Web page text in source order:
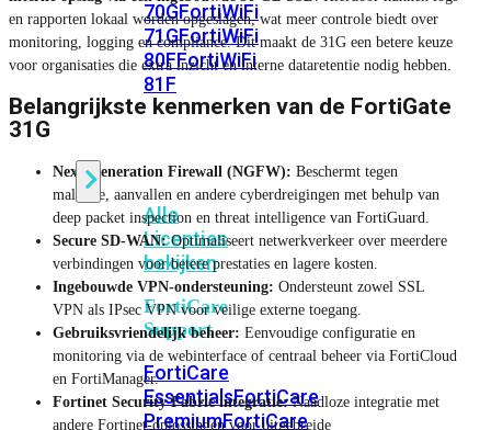
70GFortiWiFi
71GFortiWiFi
80FFortiWiFi
81F
Alle
Licenties
bekijken
FortiCare
Support
FortiCare
EssentialsFortiCare
PremiumFortiCare
en rapporten lokaal worden opgeslagen, wat meer controle biedt over
monitoring, logging en compliance. Dit maakt de 31G een betere keuze
voor organisaties die extra inzicht en interne dataretentie nodig hebben.
Belangrijkste kenmerken van de FortiGate
31G
Next-Generation Firewall (NGFW): Beschermt tegen
malware, aanvallen en andere cyberdreigingen met behulp van
deep packet inspection en threat intelligence van FortiGuard.
Secure SD-WAN:Optimaliseert netwerkverkeer over meerdere
verbindingen voor betere prestaties en lagere kosten.
Ingebouwde VPN-ondersteuning: Ondersteunt zowel SSL
VPN als IPsec VPN voor veilige externe toegang.
Gebruiksvriendelijk beheer: Eenvoudige configuratie en
monitoring via de webinterface of centraal beheer via FortiCloud
en FortiManager.
Fortinet Security Fabric integratie:Naadloze integratie met
andere Fortinet-oplossingen voor uitgebreide